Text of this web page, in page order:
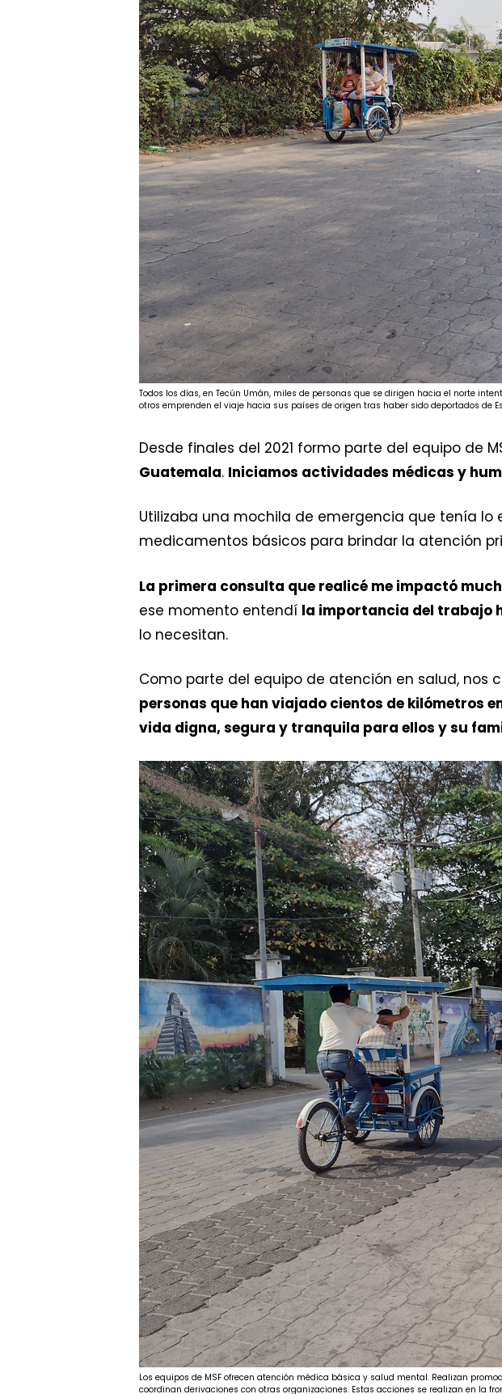
Todos los días, en Tecún Umán, miles de personas que se dirigen hacia el norte
otros emprenden el viaje hacia sus países de origen tras haber sido deportados de
Desde finales del 2021 formo parte del equipo de
Guatemala. Iniciamos actividades médicas y
Utilizaba una mochila de emergencia que tenía lo
medicamentos básicos para brindar la atención
La primera consulta que realicé me impactó
ese momento entendí la importancia del trabajo
lo necesitan.
Como parte del equipo de atención en salud, nos
personas que han viajado cientos de kilómetros
vida digna, segura y tranquila para ellos y su
Los equipos de MSF ofrecen atención médica básica y salud mental. Realizan
coordinan derivaciones con otras organizaciones. Estas acciones se realizan en la